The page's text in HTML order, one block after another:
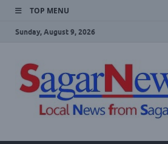
TOP MENU
Sunday, August 9, 2026